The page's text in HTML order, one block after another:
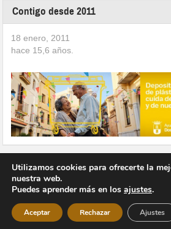
Contigo desde 2011
18 enero, 2011
hace 15,6 años.
Copyright © 2026 Vivir en Montequinto Periódico Digital
Utilizamos cookies para ofrecerte la
nuestra web.
Puedes aprender más en los ajustes.
Aceptar Rechazar Ajustes